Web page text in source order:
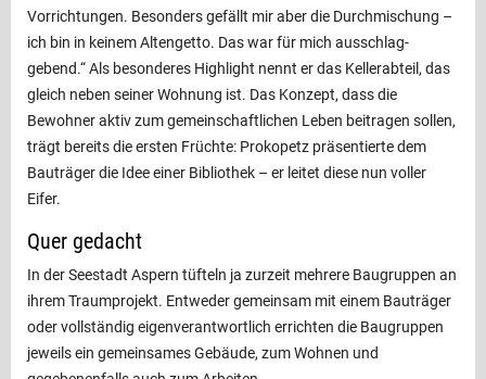
Vorrichtungen. Besonders gefällt mir aber die Durchmischung –
ich bin in keinem Altengetto. Das war für mich ausschlag­
gebend.“ Als besonderes Highlight nennt er das Kellerabteil, das
gleich neben seiner Wohnung ist. Das Konzept, dass die
Bewohner aktiv zum gemeinschaftlichen Leben beitragen sollen,
trägt bereits die ersten Früchte: Prokopetz präsentierte dem
Bauträger die Idee einer Bibliothek – er leitet diese nun voller
Eifer.
Quer gedacht
In der Seestadt Aspern tüfteln ja zurzeit mehrere Baugruppen an
ihrem Traumprojekt. Entweder gemeinsam mit einem Bauträger
oder vollständig eigenverantwortlich errichten die Baugruppen
jeweils ein gemeinsames Gebäude, zum Wohnen und